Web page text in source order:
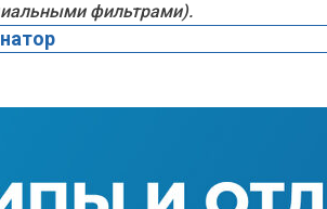
фильтрами).